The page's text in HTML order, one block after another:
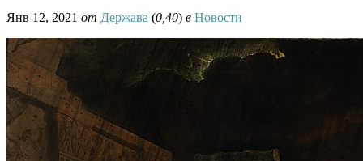
Янв 12, 2021 от Держава (0,40) в Новости